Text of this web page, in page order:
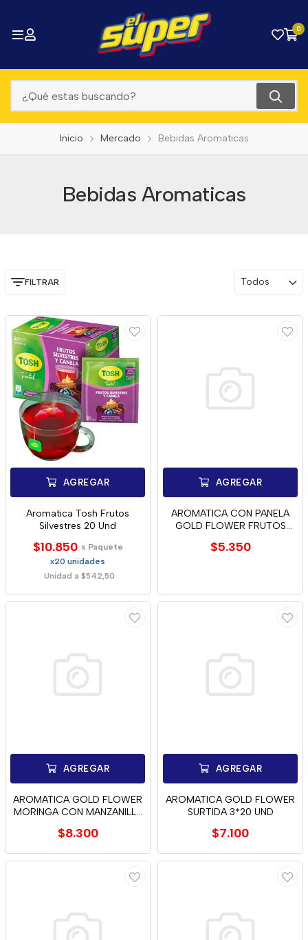
0
Inicio Mercado Bebidas Aromaticas
Bebidas Aromaticas
FILTRAR Todos
AGREGAR
Aromatica Tosh Frutos
Silvestres 20 Und
$10.850 x Paquete
x20 unidades
Unidad a $542,50
AGREGAR
AROMATICA CON PANELA
GOLD FLOWER FRUTOS
$5.350
AGREGAR
AROMATICA GOLD FLOWER
MORINGA CON MANZANILLA
$8.300
AGREGAR
AROMATICA GOLD FLOWER
SURTIDA 3*20 UND
$7.100